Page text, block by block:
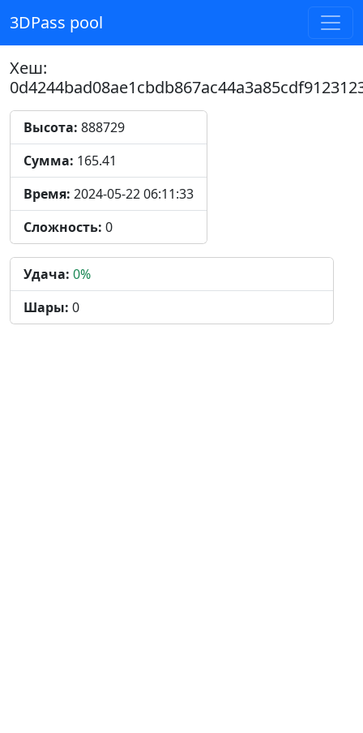
3DPass pool
Хеш:
Высота: 888729
Сумма: 165.41
Время: 2024-05-22 06:11:33
Сложность: 0
Удача: 0%
Шары: 0